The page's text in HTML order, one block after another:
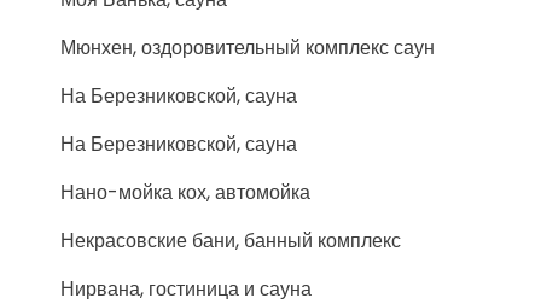
Мюнхен, оздоровительный комплекс саун
На Березниковской, сауна
На Березниковской, сауна
Нано-мойка кох, автомойка
Некрасовские бани, банный комплекс
Нирвана, гостиница и сауна